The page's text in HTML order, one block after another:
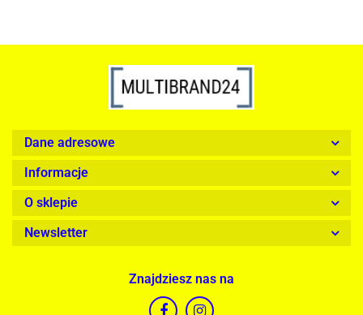
Dane adresowe
Informacje
O sklepie
Newsletter
Znajdziesz nas na